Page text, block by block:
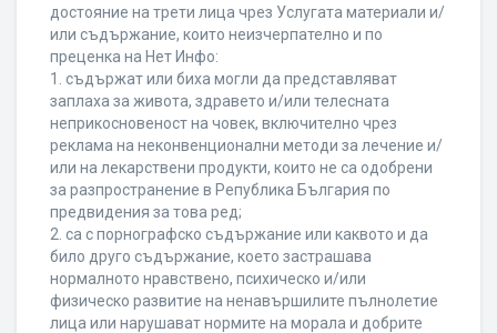
достояние на трети лица чрез Услугата материали и/
или съдържание, които неизчерпателно и по
преценка на Нет Инфо:
1. съдържат или биха могли да представляват
заплаха за живота, здравето и/или телесната
неприкосновеност на човек, включително чрез
реклама на неконвенционални методи за лечение и/
или на лекарствени продукти, които не са одобрени
за разпространение в Република България по
предвидения за това ред;
2. са с порнографско съдържание или каквото и да
било друго съдържание, което застрашава
нормалното нравствено, психическо и/или
физическо развитие на ненавършилите пълнолетие
лица или нарушават нормите на морала и добрите